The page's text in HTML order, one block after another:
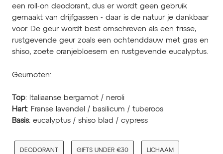
een roll-on deodorant, dus er wordt geen gebruik
gemaakt van drijfgassen - daar is de natuur je dankbaar
voor. De geur wordt best omschreven als een frisse,
rustgevende geur zoals een ochtenddauw met gras en
shiso, zoete oranjebloesem en rustgevende eucalyptus.
Geurnoten:
Top: Italiaanse bergamot / neroli
Hart: Franse lavendel / basilicum / tuberoos
Basis: eucalyptus / shiso blad / cypress
DEODORANT GIFTS UNDER €30 LICHAAM